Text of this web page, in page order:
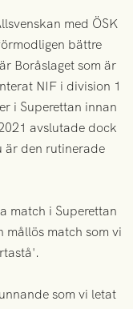
med ÖSK
bättre
Boråslaget som är
NIF i division 1
i Superettan innan
avslutade dock
är den rutinerade
match i Superettan
mållös match som vi
som vi letat